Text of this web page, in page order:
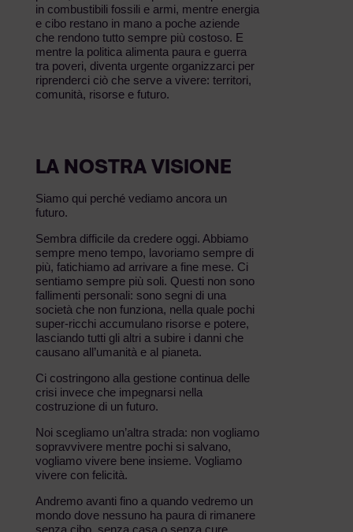
in combustibili fossili e armi, mentre energia
e cibo restano in mano a poche aziende
che rendono tutto sempre più costoso. E
mentre la politica alimenta paura e guerra
tra poveri, diventa urgente organizzarci per
riprenderci ciò che serve a vivere: territori,
comunità, risorse e futuro.
LA NOSTRA VISIONE
Siamo qui perché vediamo ancora un
futuro.
Sembra difficile da credere oggi. Abbiamo
sempre meno tempo, lavoriamo sempre di
più, fatichiamo ad arrivare a fine mese. Ci
sentiamo sempre più soli. Questi non sono
fallimenti personali: sono segni di una
società che non funziona, nella quale pochi
super-ricchi accumulano risorse e potere,
lasciando tutti gli altri a subire i danni che
causano all’umanità e al pianeta.
Ci costringono alla gestione continua delle
crisi invece che impegnarsi nella
costruzione di un futuro.
Noi scegliamo un’altra strada: non vogliamo
sopravvivere mentre pochi si salvano,
vogliamo vivere bene insieme. Vogliamo
vivere con felicità.
Andremo avanti fino a quando vedremo un
mondo dove nessuno ha paura di rimanere
senza cibo, senza casa o senza cure